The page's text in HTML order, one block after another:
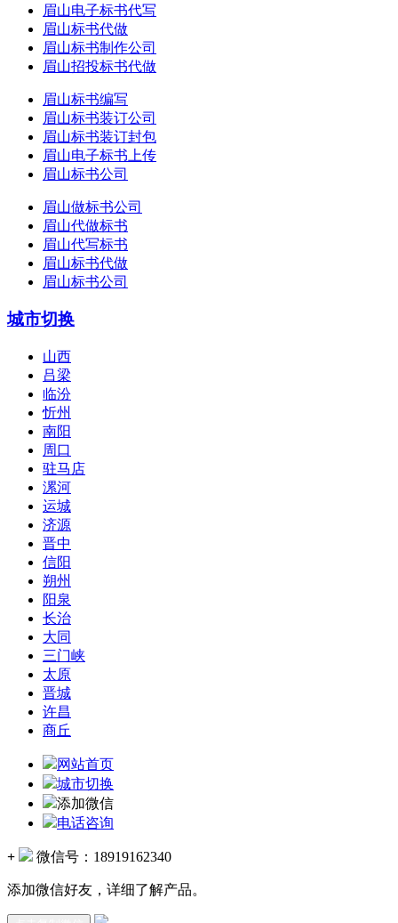
眉山电子标书代写
眉山标书代做
眉山标书制作公司
眉山招投标书代做
眉山标书编写
眉山标书装订公司
眉山标书装订封包
眉山电子标书上传
眉山标书公司
眉山做标书公司
眉山代做标书
眉山代写标书
眉山标书代做
眉山标书公司
城市切换
山西
吕梁
临汾
忻州
南阳
周口
驻马店
漯河
运城
济源
晋中
信阳
朔州
阳泉
长治
大同
三门峡
太原
晋城
许昌
商丘
网站首页
城市切换
添加微信
电话咨询
+ 微信号： 18919162340
添加微信好友，详细了解产品。